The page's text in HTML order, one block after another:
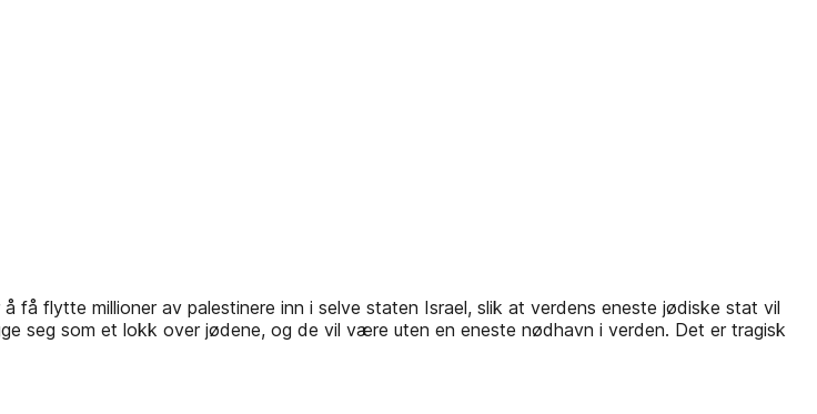
få flytte millioner av palestinere inn i selve staten Israel, slik at verdens eneste jødiske stat vil
seg som et lokk over jødene, og de vil være uten en eneste nødhavn i verden. Det er tragisk